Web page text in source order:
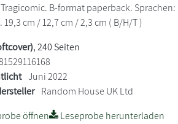
B-format paperback. Sprachen:
19,3 cm / 12,7 cm / 2,3 cm ( B/H/T )
, 240 Seiten
Juni 2022
Random House UK Ltd
öffnen
Leseprobe herunterladen